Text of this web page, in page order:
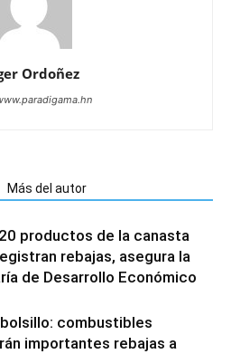
Ordoñez
Más del autor
productos de la canasta
rebajas, asegura la
de Desarrollo Económico
combustibles
importantes rebajas a